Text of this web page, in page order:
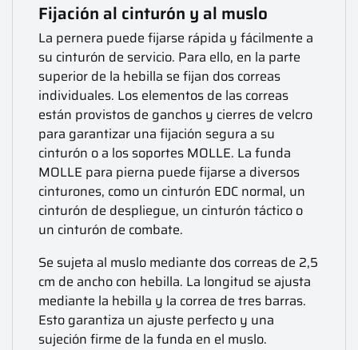
Fijación al cinturón y al muslo
La pernera puede fijarse rápida y fácilmente a
su cinturón de servicio. Para ello, en la parte
superior de la hebilla se fijan dos correas
individuales. Los elementos de las correas
están provistos de ganchos y cierres de velcro
para garantizar una fijación segura a su
cinturón o a los soportes MOLLE. La funda
MOLLE para pierna puede fijarse a diversos
cinturones, como un cinturón EDC normal, un
cinturón de despliegue, un cinturón táctico o
un cinturón de combate.
Se sujeta al muslo mediante dos correas de 2,5
cm de ancho con hebilla. La longitud se ajusta
mediante la hebilla y la correa de tres barras.
Esto garantiza un ajuste perfecto y una
sujeción firme de la funda en el muslo.